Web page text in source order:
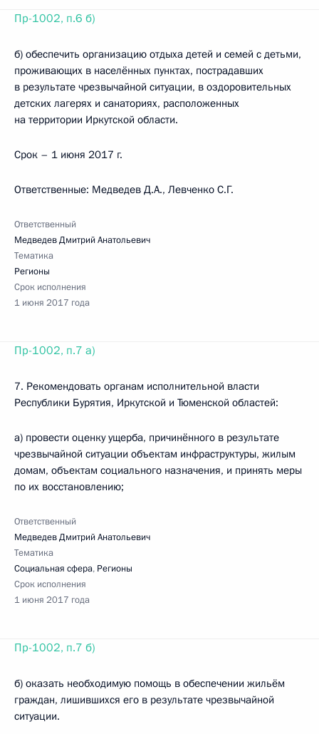
Пр-1002, п.6 б)
б) обеспечить организацию отдыха детей и семей с детьми,
проживающих в населённых пунктах, пострадавших
в результате чрезвычайной ситуации, в оздоровительных
детских лагерях и санаториях, расположенных
на территории Иркутской области.
Срок – 1 июня 2017 г.
Ответственные: Медведев Д.А., Левченко С.Г.
Ответственный
Медведев Дмитрий Анатольевич
Тематика
Регионы
Срок исполнения
1 июня 2017 года
Пр-1002, п.7 а)
7. Рекомендовать органам исполнительной власти
Республики Бурятия, Иркутской и Тюменской областей:
а) провести оценку ущерба, причинённого в результате
чрезвычайной ситуации объектам инфраструктуры, жилым
домам, объектам социального назначения, и принять меры
по их восстановлению;
Ответственный
Медведев Дмитрий Анатольевич
Тематика
Социальная сфера, Регионы
Срок исполнения
1 июня 2017 года
Пр-1002, п.7 б)
б) оказать необходимую помощь в обеспечении жильём
граждан, лишившихся его в результате чрезвычайной
ситуации.